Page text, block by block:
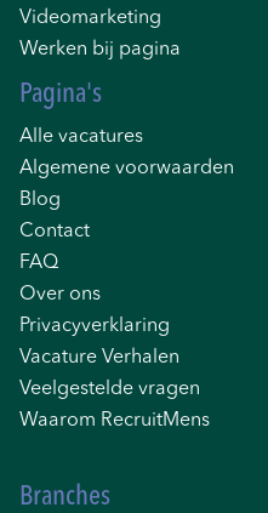
Videomarketing
Werken bij pagina
Pagina's
Alle vacatures
Algemene voorwaarden
Blog
Contact
FAQ
Over ons
Privacyverklaring
Vacature Verhalen
Veelgestelde vragen
Waarom RecruitMens
Branches